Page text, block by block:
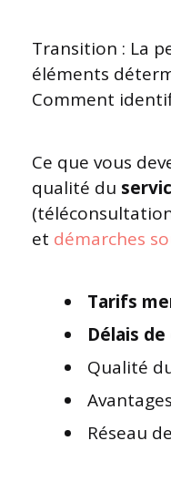
Transition : La
éléments
Comment
Ce que vous
qualité du
et démarches
Tarifs
Délais
Qualité
Réseau